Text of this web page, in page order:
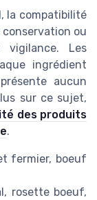
la compatibilité
ou
vigilance. Les
ingrédient
aucun
sur ce sujet,
des produits
.
fermier, boeuf
rosette boeuf,